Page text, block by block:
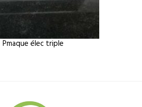
Pmaque élec triple